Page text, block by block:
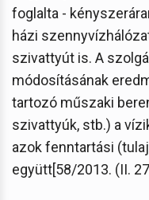
foglalta -
házi
szivattyút is. A
módosításának
tartozó műszaki
szivattyúk, stb.) a
azok fenntartási
együtt[58/2013. (II.